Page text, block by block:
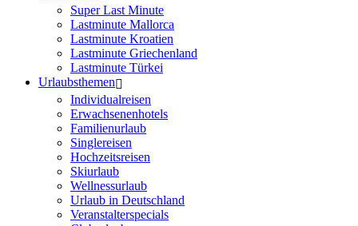
Super Last Minute
Lastminute Mallorca
Lastminute Kroatien
Lastminute Griechenland
Lastminute Türkei
Urlaubsthemen
Individualreisen
Erwachsenenhotels
Familienurlaub
Singlereisen
Hochzeitsreisen
Skiurlaub
Wellnessurlaub
Urlaub in Deutschland
Veranstalterspecials